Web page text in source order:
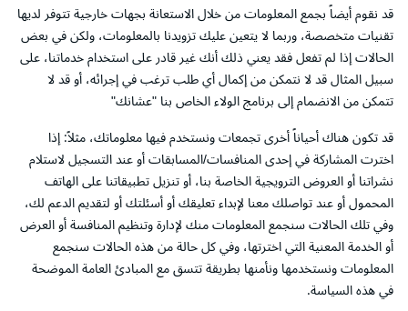
قد نقوم أيضاً بجمع المعلومات من خلال الاستعانة بجهات خارجية تتوفر لديها
تقنيات متخصصة، وربما لا يتعين عليك تزويدنا بالمعلومات، ولكن في بعض
الحالات إذا لم تفعل فقد يعني ذلك أنك غير قادر على استخدام خدماتنا، على
سبيل المثال قد لا نتمكن من إكمال أي طلب ترغب في إجرائه، أو قد لا
تتمكن من الانضمام إلى برنامج الولاء الخاص بنا "عشانك"
قد تكون هناك أحياناً أخرى تجمعات ونستخدم فيها معلوماتك، مثلاً: إذا
اخترت المشاركة في إحدى المنافسات/المسابقات أو عند التسجيل لاستلام
نشراتنا أو العروض الترويجية الخاصة بنا، أو تنزيل تطبيقاتنا على الهاتف
المحمول أو عند تواصلك معنا لإبداء تعليقك أو أسئلتك أو لتقديم الدعم لك،
وفي تلك الحالات سنجمع المعلومات منك لإدارة وتنظيم المنافسة أو العرض
أو الخدمة المعنية التي اخترتها، وفي كل حالة من هذه الحالات سنجمع
المعلومات ونستخدمها ونأمنها بطريقة تتسق مع المبادئ العامة الموضحة
في هذه السياسة.